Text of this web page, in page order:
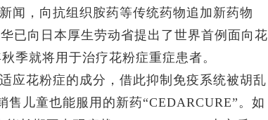
，向抗组织胺药等传统药物追加新药物
已向日本厚生劳动省提出了世界首例面向花
季就将用于治疗花粉症重症患者。
花粉症的成分，借此抑制免疫系统被胡乱
儿童也能服用的新药“CEDARCURE”。如